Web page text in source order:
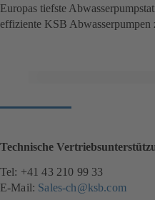
Europas tiefste
effiziente KSB Abwasserpumpen
Technische
Tel: +41 43 210 99 33
E-Mail: Sales-ch@ksb.com